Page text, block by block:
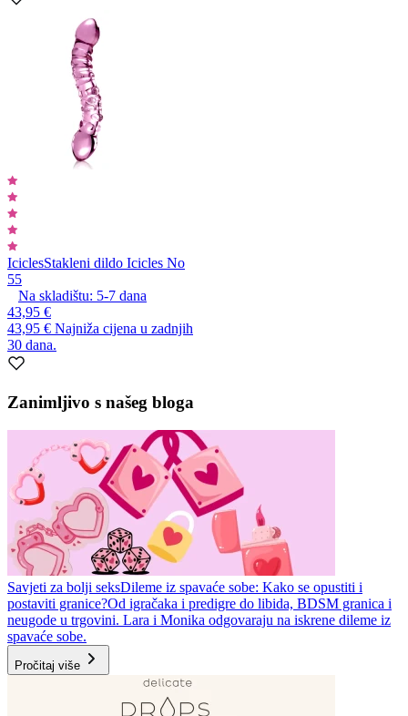
IciclesStakleni dildo Icicles No
55
Na skladištu: 5-7 dana
43,95 €
43,95 € Najniža cijena u zadnjih
30 dana.
Zanimljivo s našeg bloga
Savjeti za bolji seksDileme iz spavaće sobe: Kako se opustiti i
postaviti granice?Od igračaka i predigre do libida, BDSM granica i
neugode u trgovini. Lara i Monika odgovaraju na iskrene dileme iz
spavaće sobe.
Pročitaj više